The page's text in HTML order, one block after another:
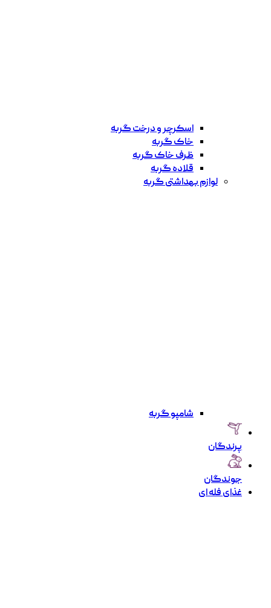
اسکرچر و درخت گربه
خاک گربه
ظرف خاک گربه
قلاده گربه
لوازم بهداشتی گربه
شامپو گربه
پرندگان
جوندگان
غذای فله ای